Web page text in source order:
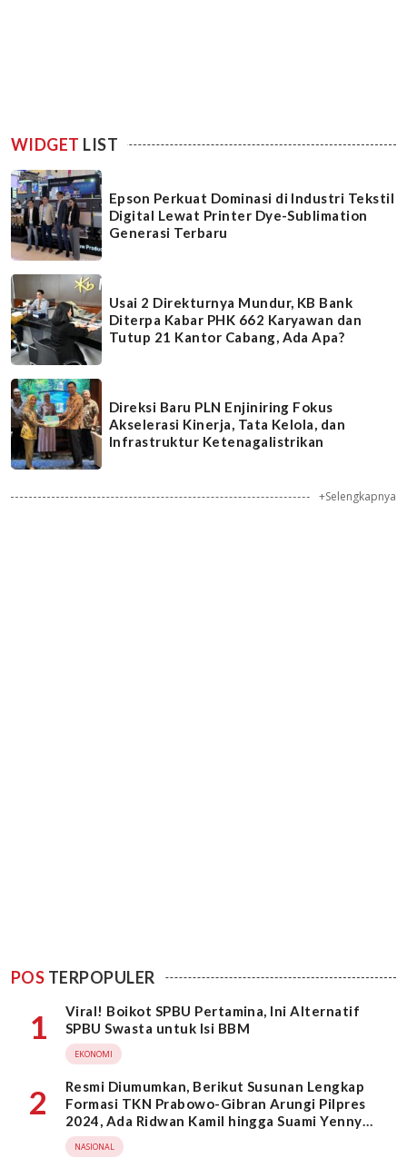
WIDGET LIST
Epson Perkuat Dominasi di Industri Tekstil
Digital Lewat Printer Dye-Sublimation
Generasi Terbaru
Usai 2 Direkturnya Mundur, KB Bank
Diterpa Kabar PHK 662 Karyawan dan
Tutup 21 Kantor Cabang, Ada Apa?
Direksi Baru PLN Enjiniring Fokus
Akselerasi Kinerja, Tata Kelola, dan
Infrastruktur Ketenagalistrikan
+Selengkapnya
POS TERPOPULER
1
Viral! Boikot SPBU Pertamina, Ini Alternatif
SPBU Swasta untuk Isi BBM
EKONOMI
2
Resmi Diumumkan, Berikut Susunan Lengkap
Formasi TKN Prabowo-Gibran Arungi Pilpres
2024, Ada Ridwan Kamil hingga Suami Yenny
Wahid
NASIONAL